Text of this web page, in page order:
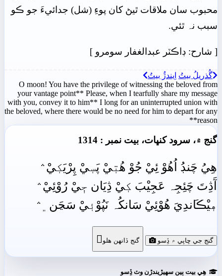
محبوب سان ملاقات ٿيڻ کان پوءِ (شل) جدائيءَ جو ڪو
سبب نہ ٿئي.
[ شارح: ڊاڪٽر عبدالغفار سومرو ]
گُذريلُ بيتُ اِيندڙُ بيتُ
O moon! You have the privilege of witnessing the beloved from
your vantage point** Please, when I tearfully share my message
with you, convey it to him** I long for an uninterrupted union with
the beloved, where there would be no need for him to depart for any
reason**
گنج ۾، سرود کنڀات، بيت نمبر : 1314
هِيُ چَنڊُ اُهُوْ ئِيْ جُوْ هُتٖيْ پَسٖيْ پِرْيَکٖيْ﮶
آَڎِتَ چَئِجِہ عَجِيْبَ کٖيْ ڎِيَان جٖيْ رُوْئِيْ﮶
هٖيْڪَاندِيَ هُوْئِيْ سَانکُہ نَپُوْئٖيْ سَڃَن﮼﮶
گنج جي ڇاپي ۾ ڏِسو گنج ڏانھن ھلو 
ھِي بيت ٻين سھيڙيندڙن وٽ ڏِسو